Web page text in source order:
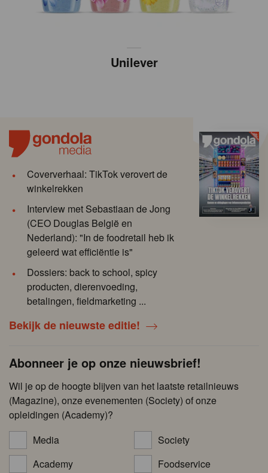
Unilever
Coververhaal: TikTok verovert de
winkelrekken
Interview met Sebastiaan de Jong
(CEO Douglas België en
Nederland): "In de foodretail heb ik
geleerd wat efficiëntie is"
Dossiers: back to school, spicy
producten, dierenvoeding,
betalingen, fieldmarketing ...
Bekijk de nieuwste editie!
Abonneer je op onze nieuwsbrief!
Wil je op de hoogte blijven van het laatste retailnieuws
(Magazine), onze evenementen (Society) of onze
opleidingen (Academy)?
Media
Society
Academy
Foodservice